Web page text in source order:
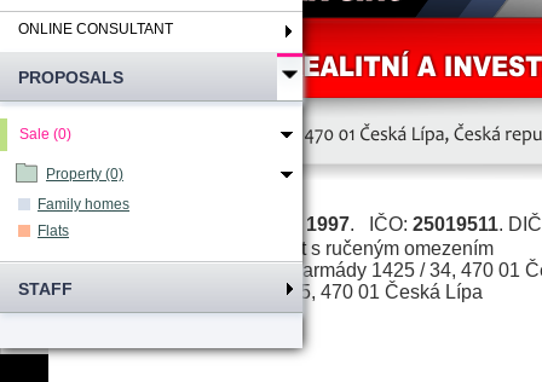
ONLINE CONSULTANT
PROPOSALS
Sale (0)
Property (0)
Family homes
Flats
STAFF
28 dubna 1997. IČO: 25019511.
Společnost s ručeným omezením
Československé armády 1425 / 34, 470 01
Hrnčířská 2985, 470 01 Česká Lípa